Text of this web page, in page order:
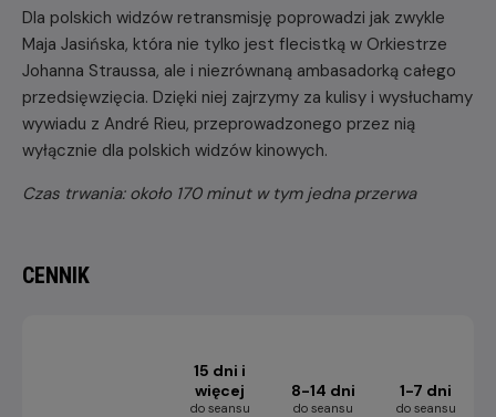
Dla polskich widzów retransmisję poprowadzi jak zwykle
Maja Jasińska, która nie tylko jest flecistką w Orkiestrze
Johanna Straussa, ale i niezrównaną ambasadorką całego
przedsięwzięcia. Dzięki niej zajrzymy za kulisy i wysłuchamy
wywiadu z André Rieu, przeprowadzonego przez nią
wyłącznie dla polskich widzów kinowych.
Czas trwania: około 170 minut w tym jedna przerwa
CENNIK
15 dni i
więcej
do seansu
8-14 dni
do seansu
1-7 dni
do seansu